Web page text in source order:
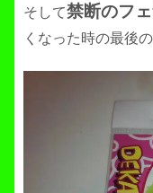
そして禁断のフ
くなった時の最後